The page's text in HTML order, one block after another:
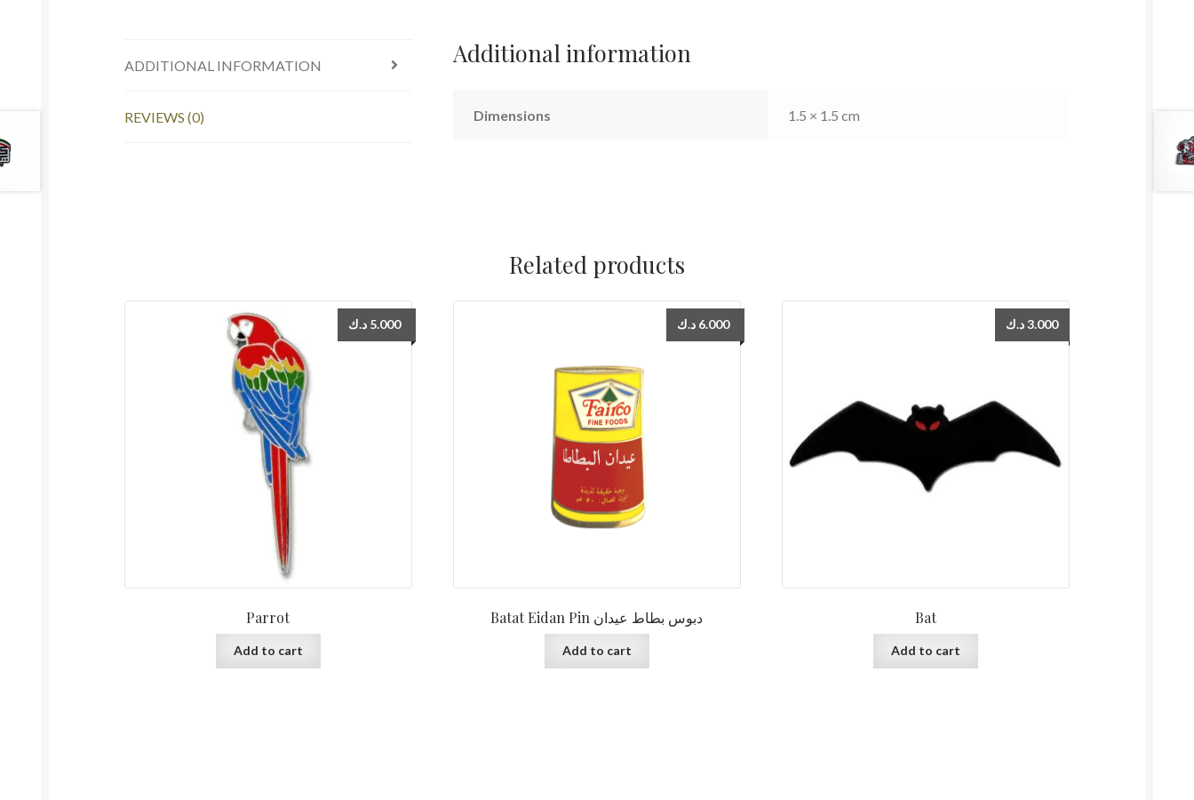
ADDITIONAL INFORMATION
REVIEWS (0)
Additional information
Dimensions 1.5 × 1.5 cm
Related products
Parrot
5.000 د.ك
Add to cart
Batat Eidan Pin دبوس بطاط عيدان
6.000 د.ك
Add to cart
Bat
3.000د.ك
Add to cart